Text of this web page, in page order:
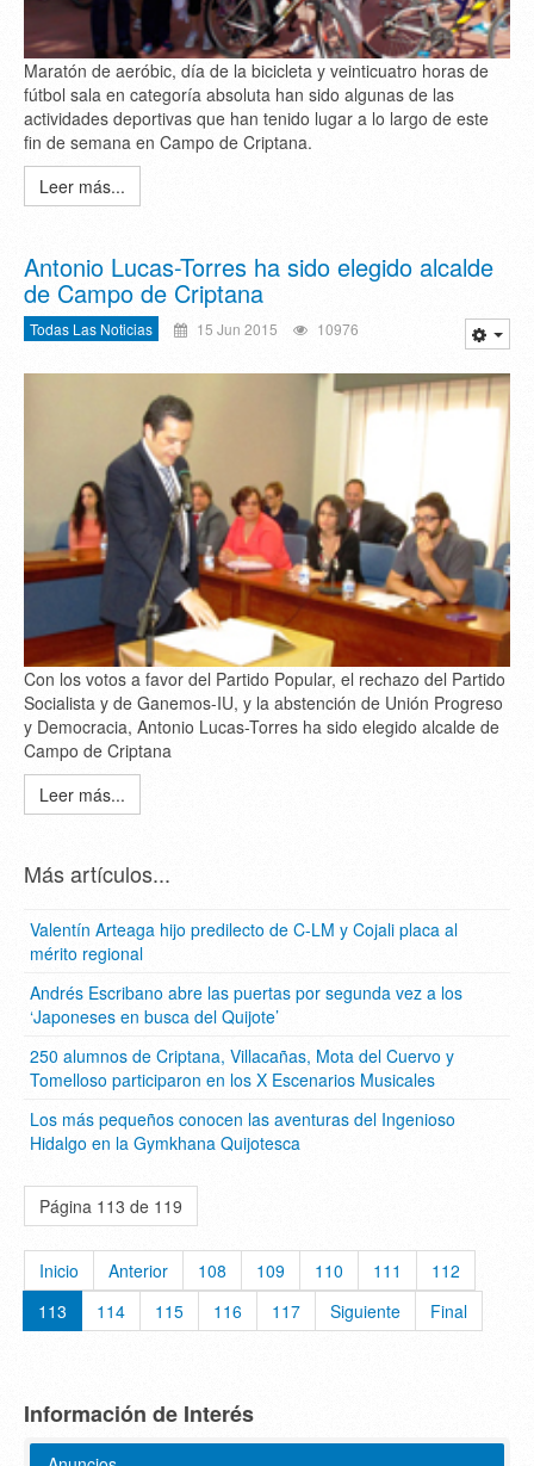
Maratón de aeróbic, día de la bicicleta y veinticuatro horas de
fútbol sala en categoría absoluta han sido algunas de las
actividades deportivas que han tenido lugar a lo largo de este
fin de semana en Campo de Criptana.
Leer más...
Antonio Lucas-Torres ha sido elegido alcalde
de Campo de Criptana
Todas Las Noticias 15 Jun 2015 10976
Con los votos a favor del Partido Popular, el rechazo del Partido
Socialista y de Ganemos-IU, y la abstención de Unión Progreso
y Democracia, Antonio Lucas-Torres ha sido elegido alcalde de
Campo de Criptana
Leer más...
Más artículos...
Valentín Arteaga hijo predilecto de C-LM y Cojali placa al
mérito regional
Andrés Escribano abre las puertas por segunda vez a los
‘Japoneses en busca del Quijote’
250 alumnos de Criptana, Villacañas, Mota del Cuervo y
Tomelloso participaron en los X Escenarios Musicales
Los más pequeños conocen las aventuras del Ingenioso
Hidalgo en la Gymkhana Quijotesca
Página 113 de 119
Inicio Anterior 108 109 110 111
112
113
114 115 116 117 Siguiente Final
Información de Interés